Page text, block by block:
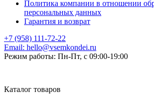
Политика компании в отношении
персональных данных
Гарантия и возврат
+7 (958) 111-72-22
Email: hello@vsemkondei.ru
Режим работы: Пн-Пт, с 09:00-19:00
Каталог товаров